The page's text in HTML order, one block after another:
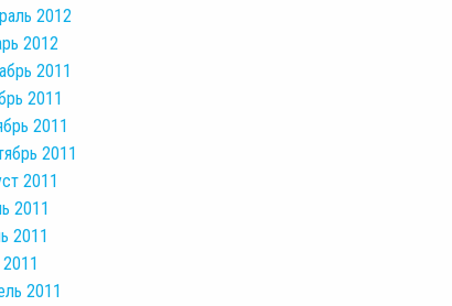
2012
2012
2011
2011
2011
2011
2011
2011
2011
2011